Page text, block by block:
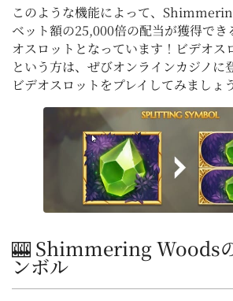
このような機能によって、
ベット額の25,000倍の配当が獲得で
オスロットとなっています！ビデオス
という方は、ぜびオンラインカジノに
ビデオスロットをプレイしてみましょう
🎰 Shimmering Woods
ンボル